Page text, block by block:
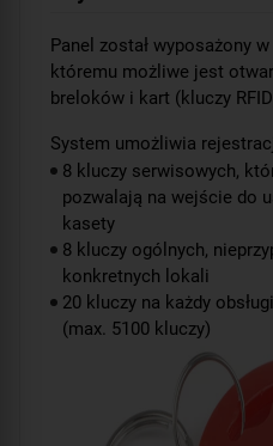
Panel został wyposażony
któremu możliwe jest
breloków i kart (kluczy
System umożliwia
8 kluczy serwisowych,
pozwalają na wejście do
kasety
8 kluczy ogólnych,
konkretnych lokali
20 kluczy na każdy
(max. 5100 kluczy)